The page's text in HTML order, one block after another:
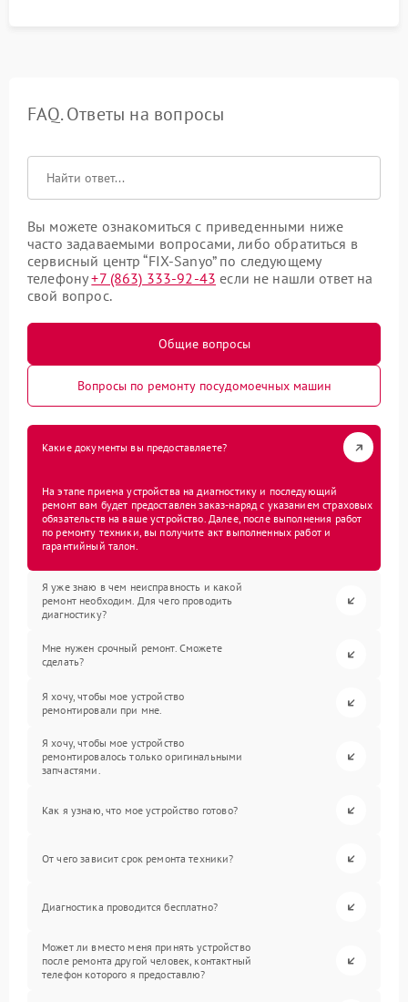
FAQ. Ответы на вопросы
Вы можете ознакомиться с приведенными ниже
часто задаваемыми вопросами, либо обратиться в
сервисный центр “FIX-Sanyo” по следующему
телефону+7 (863) 333-92-43 если не нашли ответ на
свой вопрос.
Общие вопросы
Вопросы по ремонту посудомоечных машин
Какие документы вы предоставляете?
На этапе приема устройства на диагностику и последующий
ремонт вам будет предоставлен заказ-наряд с указанием страховых
обязательств на ваше устройство. Далее, после выполнения работ
по ремонту техники, вы получите акт выполненных работ и
гарантийный талон.
Я уже знаю в чем неисправность и какой
ремонт необходим. Для чего проводить
диагностику?
Мне нужен срочный ремонт. Сможете
сделать?
Я хочу, чтобы мое устройство
ремонтировали при мне.
Я хочу, чтобы мое устройство
ремонтировалось только оригинальными
запчастями.
Как я узнаю, что мое устройство готово?
От чего зависит срок ремонта техники?
Диагностика проводится бесплатно?
Может ли вместо меня принять устройство
после ремонта другой человек, контактный
телефон которого я предоставлю?